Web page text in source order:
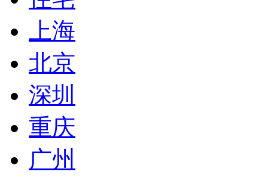
上海
北京
深圳
重庆
广州